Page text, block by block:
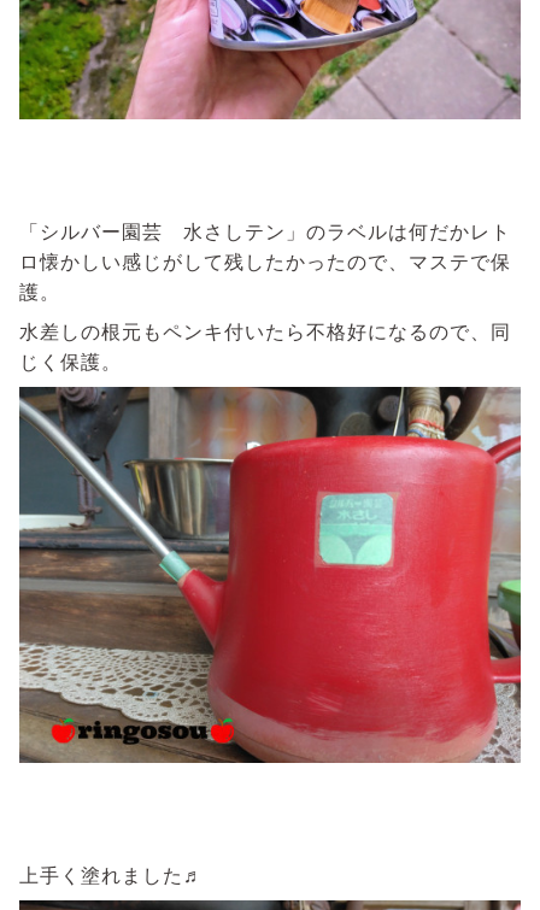
「シルバー園芸 水さしテン」のラベルは何だかレト
ロ懐かしい感じがして残したかったので、マステで保
護。
水差しの根元もペンキ付いたら不格好になるので、同
じく保護。
上手く塗れました♬